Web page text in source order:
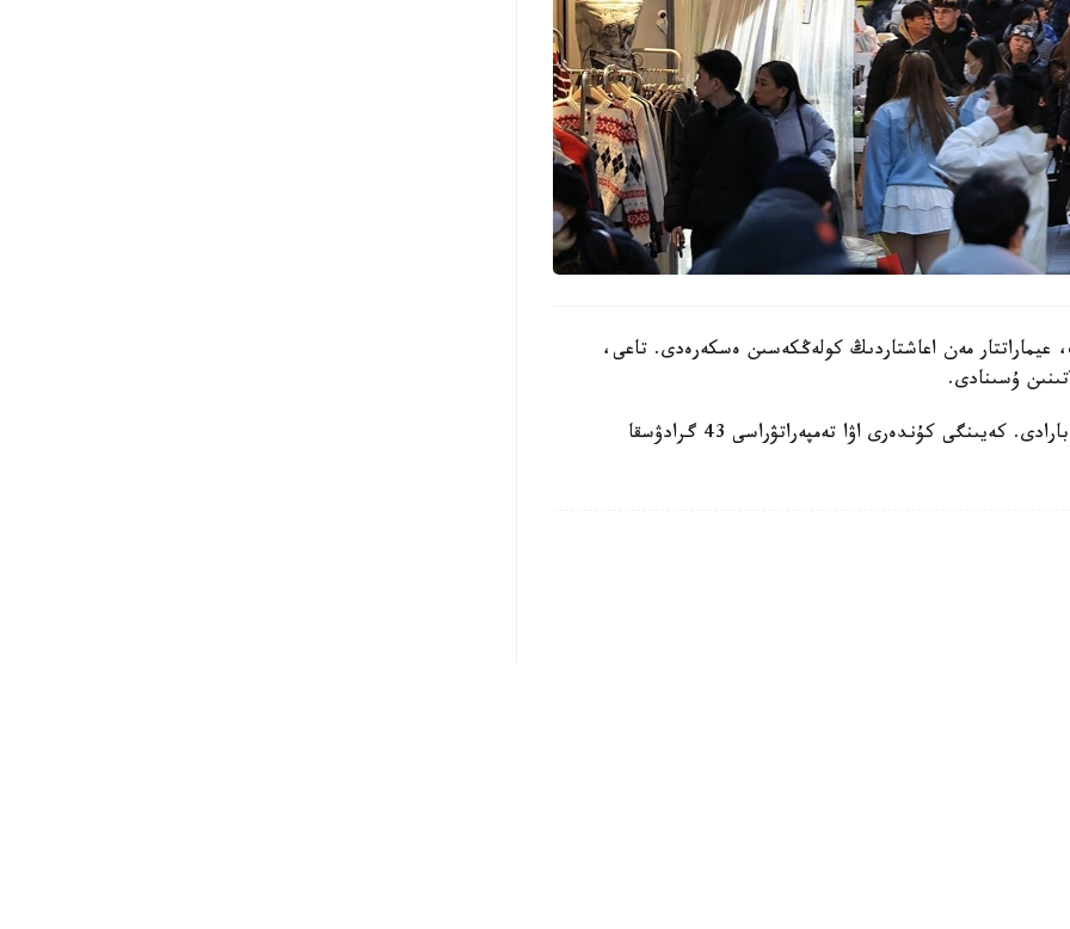
مەن اعاشتاردىڭ كولەڭكەسىن ەسكەرەدى. تاعى،
ۇسىنادى.
ايتا كەتەيىك، ەلدە اپتاپ ىستىق شەكەدەن ءوتىپ بارادى. كەيىنگى كۇندەرى اۋا تەمپەراتۋراسى 43 گرادۋسقا